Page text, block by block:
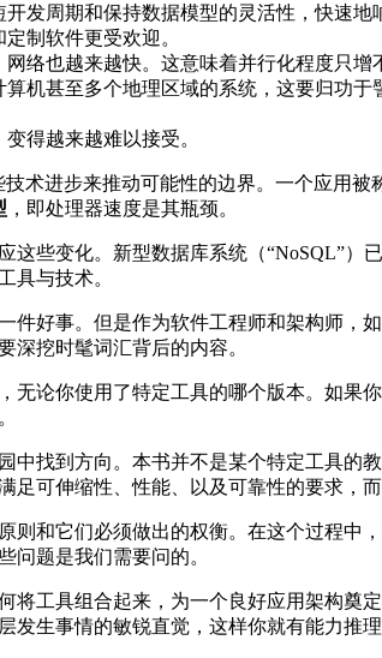
发周期和保持数据模型的灵活性，快速地
制软件更受欢迎。
络也越来越快。这意味着并行化程度只增
机甚至多个地理区域的系统，这要归功
得越来越难以接受。
术进步来推动可能性的边界。一个应用被
，即处理器速度是其瓶颈。
些变化。新型数据库系统（“NoSQL”）
具与技术。
件好事。但是作为软件工程师和架构师，
深挖时髦词汇背后的内容。
论你使用了特定工具的哪个版本。如果
中找到方向。本书并不是某个特定工具的
可伸缩性、性能、以及可靠性的要求，
则和它们必须做出的权衡。在这个过程中
问题是我们需要问的。
将工具组合起来，为一个良好应用架构奠
生事情的敏锐直觉，这样你就有能力推